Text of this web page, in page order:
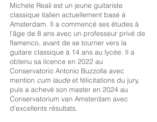
Michele Reali est un jeune guitariste
classique italien actuellement basé à
Amsterdam. Il a commencé ses études à
l’âge de 8 ans avec un professeur privé de
flamenco, avant de se tourner vers la
guitare classique à 14 ans au lycée. Il a
obtenu sa licence en 2022 au
Conservatorio Antonio Buzzolla avec
mention cum laudeet félicitations du jury,
puis a achevé son master en 2024 au
Conservatorium van Amsterdam avec
d’excellents résultats.